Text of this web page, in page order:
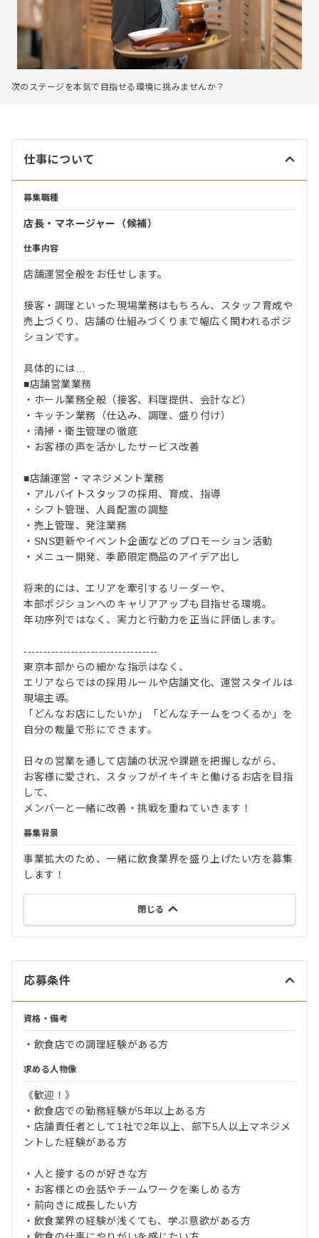
次のステージを本気で目指せる環境に挑みませんか？
仕事について
募集職種
店長・マネージャー（候補）
仕事内容
店舗運営全般をお任せします。
接客・調理といった現場業務はもちろん、スタッフ育成や
売上づくり、店舗の仕組みづくりまで幅広く関われるポジ
ションです。
具体的には…
■店舗営業業務
・ホール業務全般（接客、料理提供、会計など）
・キッチン業務（仕込み、調理、盛り付け）
・清掃・衛生管理の徹底
・お客様の声を活かしたサービス改善
■店舗運営・マネジメント業務
・アルバイトスタッフの採用、育成、指導
・シフト管理、人員配置の調整
・売上管理、発注業務
・SNS更新やイベント企画などのプロモーション活動
・メニュー開発、季節限定商品のアイデア出し
将来的には、エリアを牽引するリーダーや、
本部ポジションへのキャリアアップも目指せる環境。
年功序列ではなく、実力と行動力を正当に評価します。
----------------------------------
東京本部からの細かな指示はなく、
エリアならではの採用ルールや店舗文化、運営スタイルは
現場主導。
「どんなお店にしたいか」「どんなチームをつくるか」を
自分の裁量で形にできます。
日々の営業を通して店舗の状況や課題を把握しながら、
お客様に愛され、スタッフがイキイキと働けるお店を目指
して、
メンバーと一緒に改善・挑戦を重ねていきます！
募集背景
事業拡大のため、一緒に飲食業界を盛り上げたい方を募集
します！
閉じる
応募条件
資格・備考
・飲食店での調理経験がある方
求める人物像
《歓迎！》
・飲食店での勤務経験が5年以上ある方
・店舗責任者として1社で2年以上、部下5人以上マネジメ
ントした経験がある方
・人と接するのが好きな方
・お客様との会話やチームワークを楽しめる方
・前向きに成長したい方
・飲食業界の経験が浅くても、学ぶ意欲がある方